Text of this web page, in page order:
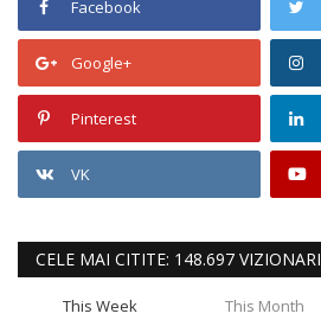
Facebook
Google+
Pinterest
VK
CELE MAI CITITE: 148.697 VIZIONARI
This Week This Month